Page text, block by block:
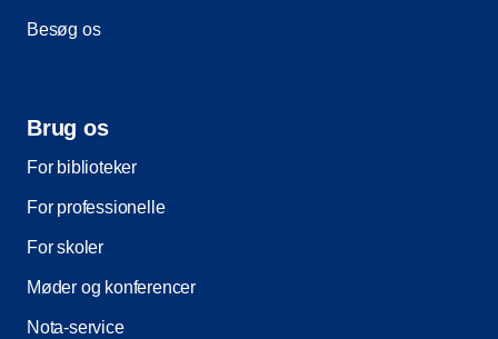
Besøg os
Brug os
For biblioteker
For professionelle
For skoler
Møder og konferencer
Nota-service